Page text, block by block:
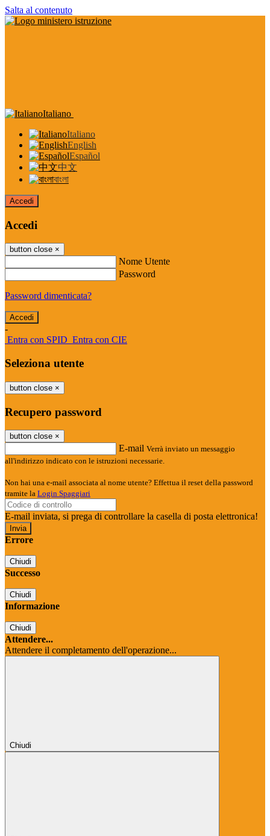
Salta al contenuto
Italiano
Italiano
English
Español
中文
বাংলা
Accedi
Accedi
button close ×
Nome Utente
Password
Password dimenticata?
-
Entra con SPID Entra con CIE
Seleziona utente
button close ×
Recupero password
button close ×
E-mail Verrà inviato un messaggio
all'indirizzo indicato con le istruzioni necessarie.
Non hai una e-mail associata al nome utente? Effettua il reset della password
tramite la Login Spaggiari
E-mail inviata, si prega di controllare la casella di posta elettronica!
Errore
Chiudi
Successo
Chiudi
Informazione
Chiudi
Attendere...
Attendere il completamento dell'operazione...
Chiudi